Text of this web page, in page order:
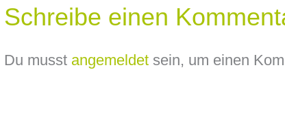
Schreibe einen
Du musst angemeldetsein, um einen